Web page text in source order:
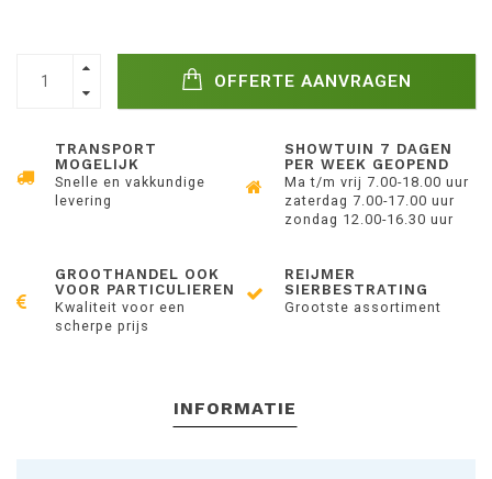
OFFERTE AANVRAGEN
TRANSPORT
MOGELIJK
Snelle en vakkundige
levering
SHOWTUIN 7 DAGEN
PER WEEK GEOPEND
Ma t/m vrij 7.00-18.00 uur
zaterdag 7.00-17.00 uur
zondag 12.00-16.30 uur
GROOTHANDEL OOK
VOOR PARTICULIEREN
Kwaliteit voor een
scherpe prijs
REIJMER
SIERBESTRATING
Grootste assortiment
INFORMATIE